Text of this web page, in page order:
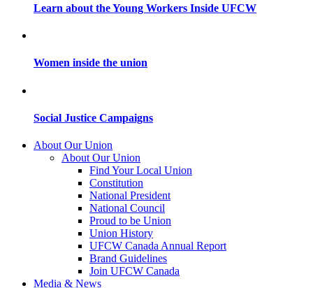
Learn about the Young Workers Inside UFCW
Women inside the union
Social Justice Campaigns
About Our Union
About Our Union
Find Your Local Union
Constitution
National President
National Council
Proud to be Union
Union History
UFCW Canada Annual Report
Brand Guidelines
Join UFCW Canada
Media & News